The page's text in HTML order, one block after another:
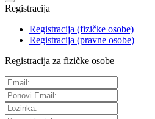
Registracija
Registracija (fizičke osobe)
Registracija (pravne osobe)
Registracija za fizičke osobe